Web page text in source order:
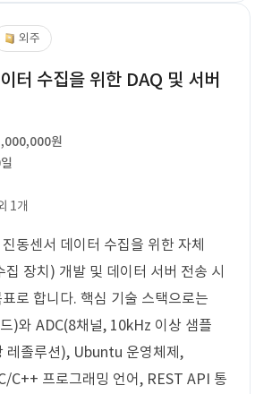
외주
터 수집을 위한 DAQ 및 서버
원
1개
동센서 데이터 수집을 위한 자체
집 장치) 개발 및 데이터 서버 전송 시
로 합니다. 핵심 기술 스택으로는
)와 ADC(8채널, 10kHz 이상 샘플
레졸루션), Ubuntu 운영체제,
C++ 프로그래밍 언어, REST API 통